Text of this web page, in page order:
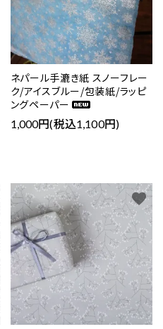
ネパール手漉き紙 スノーフレー
ク/アイスブルー/包装紙/ラッピ
ングペーパー
1,000円(税込1,100円)
favorite